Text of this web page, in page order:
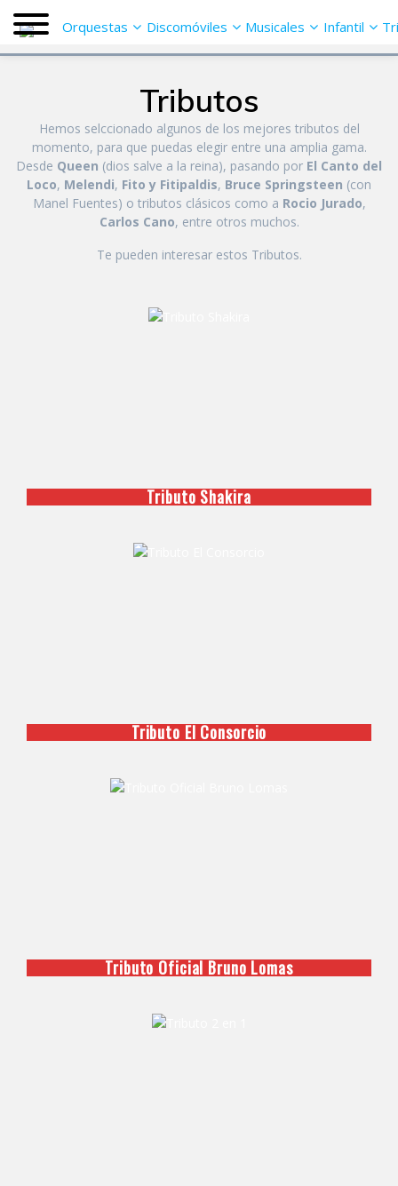
Orquestas Discomóviles Musicales Infantil
al
Tributos
Hemos selccionado algunos de los mejores tributos del
momento, para que puedas elegir entre una amplia gama.
Desde Queen (dios salve a la reina), pasando por El Canto del
Loco, Melendi, Fito y Fitipaldis, Bruce Springsteen (con
Manel Fuentes) o tributos clásicos como a Rocio Jurado,
Carlos Cano, entre otros muchos.
Te pueden interesar estos Tributos.
Tributo Shakira
Tributo El Consorcio
Tributo Oficial Bruno Lomas